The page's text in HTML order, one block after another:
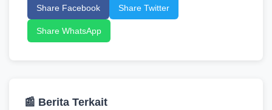
Share Facebook Share Twitter
Share WhatsApp
📰 Berita Terkait